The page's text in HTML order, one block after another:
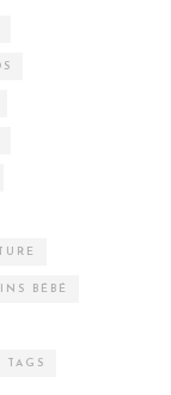
BÉBÉ
TAGS